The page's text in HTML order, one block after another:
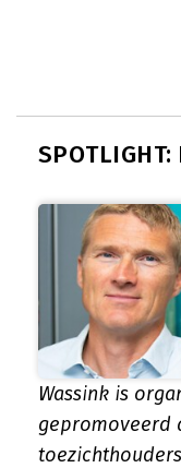
Wassink is
gepromoveerd